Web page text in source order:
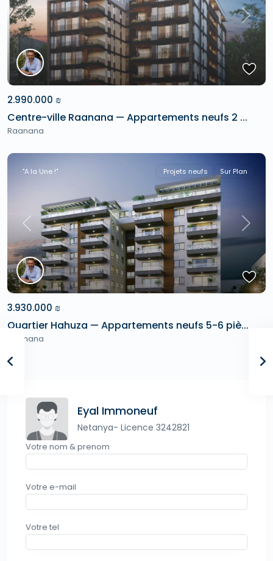
Previous Next
2.990.000 ₪
Centre-ville Raanana — Appartements neufs 2 ...
Raanana
Previous Next
"A la Une !" Projets neufs Sur Plan
3.930.000 ₪
Quartier Hahuza — Appartements neufs 5-6 piè...
Raanana
Eyal Immoneuf
Netanya- Licence 3242821
Votre nom & prenom
Votre e-mail
Votre tel